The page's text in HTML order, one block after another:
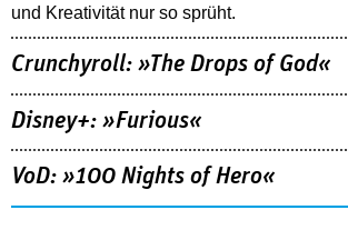
und Kreativität nur so sprüht.
Crunchyroll: »The Drops of God«
Disney+: »Furious«
VoD: »100 Nights of Hero«